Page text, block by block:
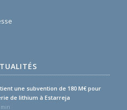
une subvention de 180 M€ pour
de lithium à Estarreja